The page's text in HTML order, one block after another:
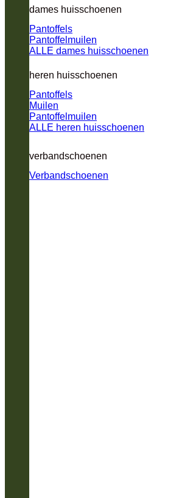
dames huisschoenen
Pantoffels
Pantoffelmuilen
ALLE dames huisschoenen
heren huisschoenen
Pantoffels
Muilen
Pantoffelmuilen
ALLE heren huisschoenen
verbandschoenen
Verbandschoenen